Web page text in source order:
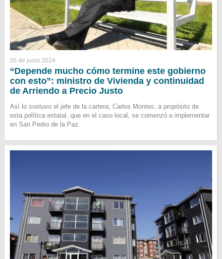
05 de junio 2024
“Depende mucho cómo termine este gobierno
con esto”: ministro de Vivienda y continuidad
de Arriendo a Precio Justo
Así lo sostuvo el jefe de la cartera, Carlos Montes, a propósito de
esta política estatal, que en el caso local, se comenzó a implementar
en San Pedro de la Paz.